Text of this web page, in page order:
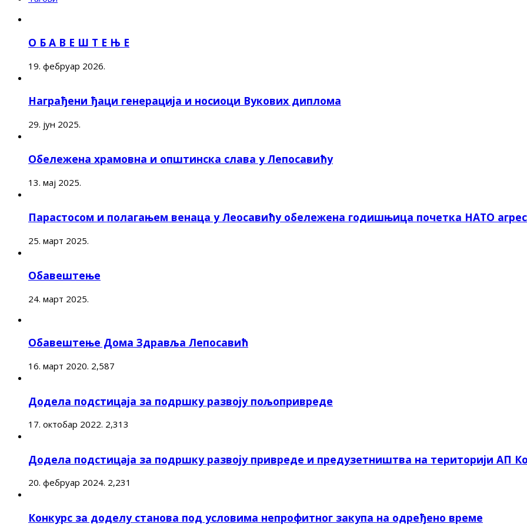
О Б А В Е Ш Т Е Њ Е
19. фебруар 2026.
Награђени ђаци генерација и носиоци Вукових диплома
29. јун 2025.
Обележена храмовна и општинска слава у Лепосавићу
13. мај 2025.
Парастосом и полагањем венаца у Леосавићу обележена годишњица почетка НАТО
25. март 2025.
Обавештење
24. март 2025.
Обавештење Дома Здравља Лепосавић
16. март 2020. 2,587
Додела подстицаја за подршку развоју пољопривреде
17. октобар 2022. 2,313
Додела подстицаја за подршку развоју привреде и предузетништва на територији АП
20. фебруар 2024. 2,231
Конкурс за доделу станова под условима непрофитног закупа на одређено време